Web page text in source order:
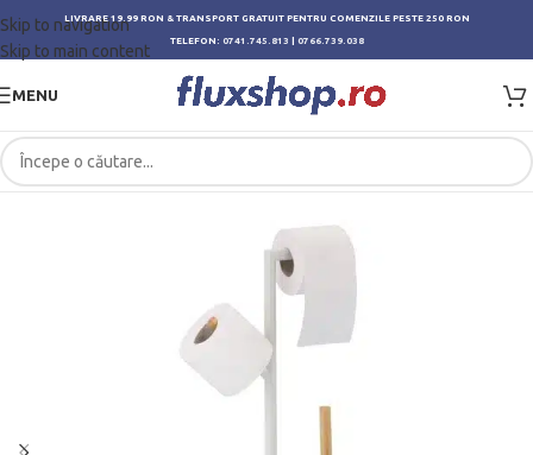
Skip to navigation
Skip to main content
LIVRARE 19.99 RON & TRANSPORT GRATUIT PENTRU COMENZILE PESTE 250 RON
TELEFON: 0741.745.813 0766.739.038
MENU